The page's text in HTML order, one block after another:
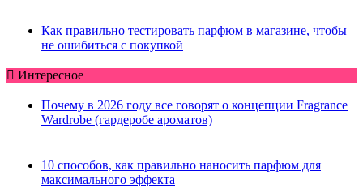
Как правильно тестировать парфюм в магазине, чтобы
не ошибиться с покупкой
Интересное
Почему в 2026 году все говорят о концепции Fragrance
Wardrobe (гардеробе ароматов)
10 способов, как правильно наносить парфюм для
максимального эффекта